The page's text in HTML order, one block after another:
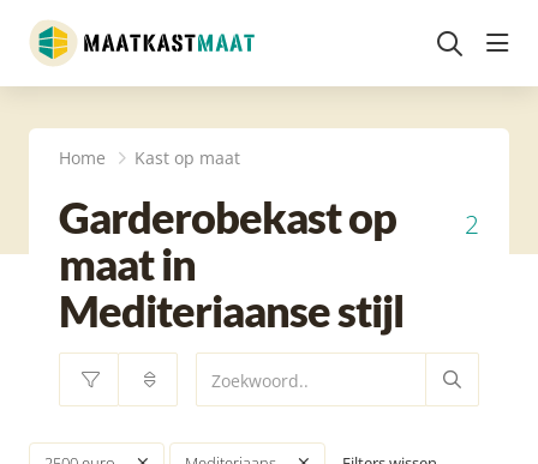
Home Kast op maat
Garderobekast op
maat in
Mediteriaanse stijl
2